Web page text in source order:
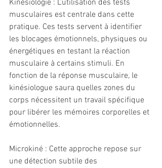
Kinésiologie : L’utilisation des tests
musculaires est centrale dans cette
pratique. Ces tests servent à identifier
les blocages émotionnels, physiques ou
énergétiques en testant la réaction
musculaire à certains stimuli. En
fonction de la réponse musculaire, le
kinésiologue saura quelles zones du
corps nécessitent un travail spécifique
pour libérer les mémoires corporelles et
émotionnelles.
Microkiné : Cette approche repose sur
une détection subtile des